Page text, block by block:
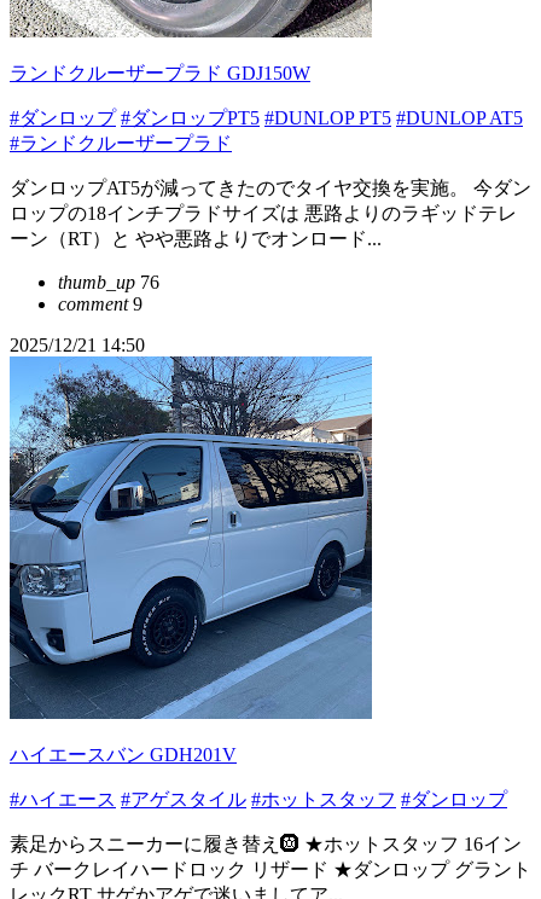
ランドクルーザープラド GDJ150W
#ダンロップ #ダンロップPT5 #DUNLOP PT5 #DUNLOP AT5
#ランドクルーザープラド
ダンロップAT5が減ってきたのでタイヤ交換を実施。 今ダン
ロップの18インチプラドサイズは 悪路よりのラギッドテレ
ーン（RT）と やや悪路よりでオンロード...
thumb_up 76
comment9
2025/12/21 14:50
ハイエースバン GDH201V
#ハイエース #アゲスタイル #ホットスタッフ #ダンロップ
素足からスニーカーに履き替え🛞 ★ホットスタッフ 16イン
チ バークレイハードロック リザード ★ダンロップ グラント
レックRT サゲかアゲで迷いましてア...